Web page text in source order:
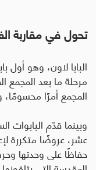
تحول في مقاربة
البابا لاون، وهو أول
مرحلة ما بعد المجمع
المجمع أمرًا
وبينما قدّم
عشر، عروضًا متكررة
حفاظًا على وحدتها